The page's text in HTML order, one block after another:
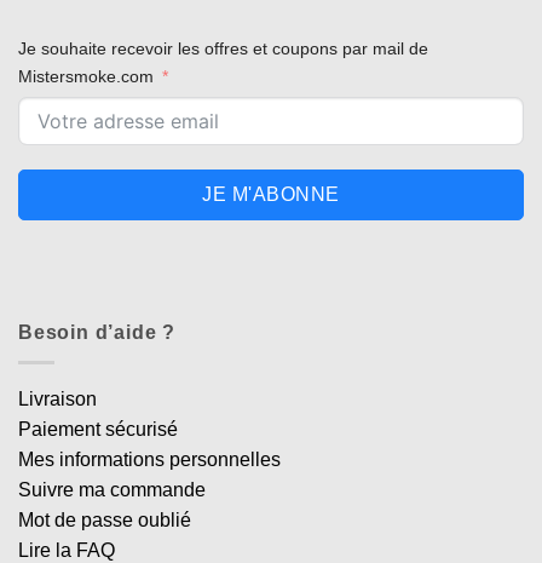
Je souhaite recevoir les offres et coupons par mail de
Mistersmoke.com
JE M'ABONNE
Besoin d’aide ?
Livraison
Paiement sécurisé
Mes informations personnelles
Suivre ma commande
Mot de passe oublié
Lire la FAQ